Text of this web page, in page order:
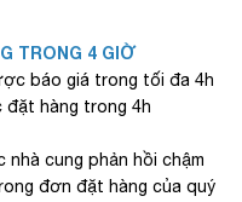
TRONG 4 GIỜ
báo giá trong tối đa 4h
đặt hàng trong 4h
cung phản hồi chậm
đơn đặt hàng của quý